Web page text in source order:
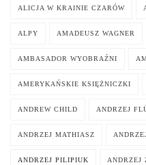
ALICJA W KRAINIE CZARÓW
ALPY AMADEUSZ WAGNER
AMBASADOR WYOBRAŹNI
AMERYKAŃSKIE KSIĘŻNICZKI
ANDREW CHILD ANDRZEJ
ANDRZEJ MATHIASZ
ANDRZEJ PILIPIUK ANDRZEJ